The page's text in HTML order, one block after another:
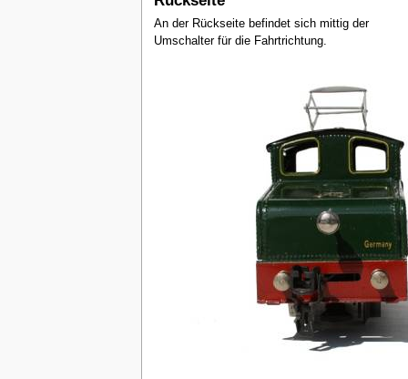
An der Rückseite befindet sich mittig der
Umschalter für die Fahrtrichtung.